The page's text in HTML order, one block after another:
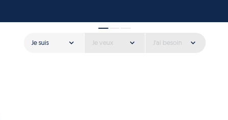
Je suis Je veux J'ai besoin